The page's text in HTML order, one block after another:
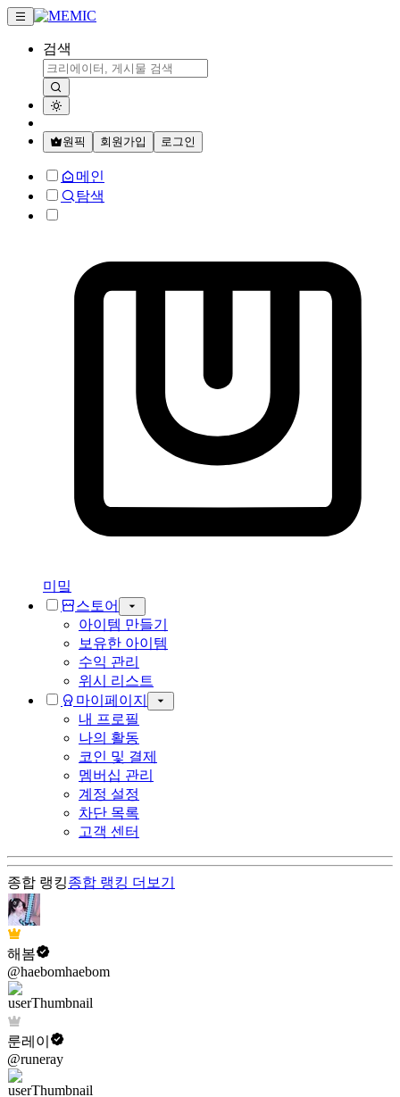
검색
원픽 회원가입 로그인
메인
탐색
미밐
스토어
아이템 만들기
보유한 아이템
수익 관리
위시 리스트
마이페이지
내 프로필
나의 활동
코인 및 결제
멤버십 관리
계정 설정
차단 목록
고객 센터
종합 랭킹종합 랭킹 더보기
해봄
@haebomhaebom
룬레이
@runeray